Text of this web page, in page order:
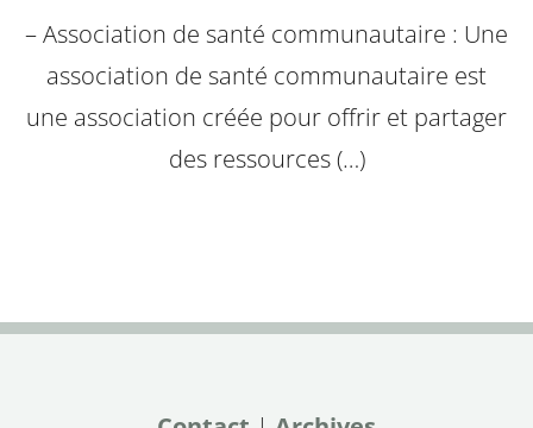
– Association de santé communautaire : Une
association de santé communautaire est
une association créée pour offrir et partager
des ressources (…)